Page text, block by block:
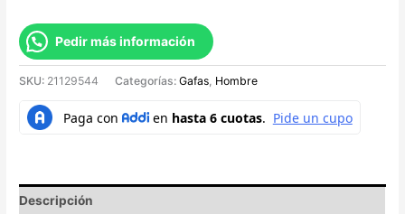
Pedir más información
SKU: 21129544 Categorías:Gafas, Hombre
Descripción